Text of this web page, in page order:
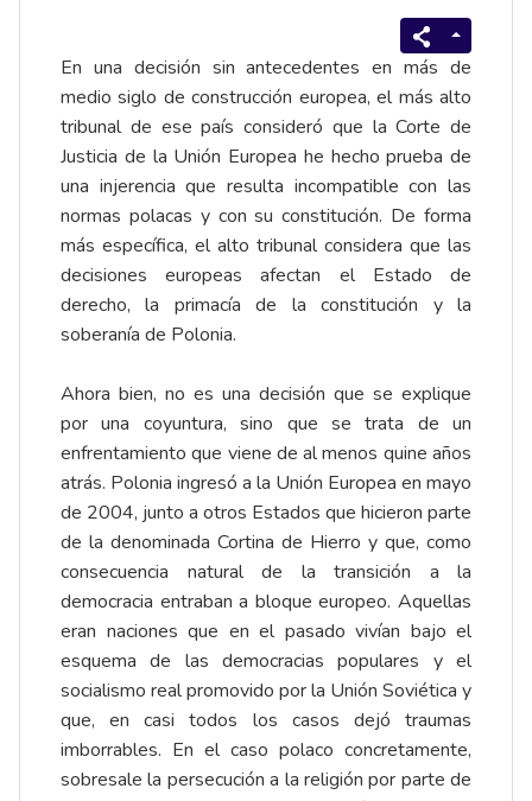
En una decisión sin antecedentes en más de
medio siglo de construcción europea, el más alto
tribunal de ese país consideró que la Corte de
Justicia de la Unión Europea he hecho prueba de
una injerencia que resulta incompatible con las
normas polacas y con su constitución. De forma
más específica, el alto tribunal considera que las
decisiones europeas afectan el Estado de
derecho, la primacía de la constitución y la
soberanía de Polonia.
Ahora bien, no es una decisión que se explique
por una coyuntura, sino que se trata de un
enfrentamiento que viene de al menos quine años
atrás. Polonia ingresó a la Unión Europea en mayo
de 2004, junto a otros Estados que hicieron parte
de la denominada Cortina de Hierro y que, como
consecuencia natural de la transición a la
democracia entraban a bloque europeo. Aquellas
eran naciones que en el pasado vivían bajo el
esquema de las democracias populares y el
socialismo real promovido por la Unión Soviética y
que, en casi todos los casos dejó traumas
imborrables. En el caso polaco concretamente,
sobresale la persecución a la religión por parte de